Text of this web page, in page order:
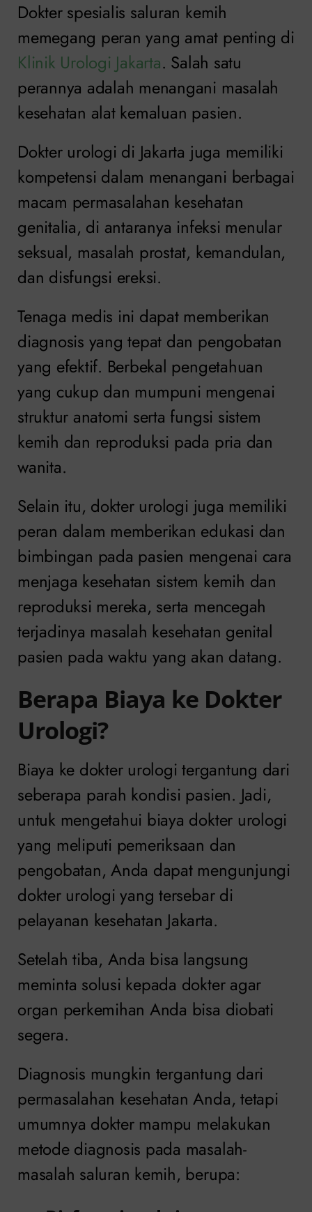
Dokter spesialis saluran kemih
memegang peran yang amat penting di
Klinik Urologi Jakarta. Salah satu
perannya adalah menangani masalah
kesehatan alat kemaluan pasien.
Dokter urologi di Jakarta juga memiliki
kompetensi dalam menangani berbagai
macam permasalahan kesehatan
genitalia, di antaranya infeksi menular
seksual, masalah prostat, kemandulan,
dan disfungsi ereksi.
Tenaga medis ini dapat memberikan
diagnosis yang tepat dan pengobatan
yang efektif. Berbekal pengetahuan
yang cukup dan mumpuni mengenai
struktur anatomi serta fungsi sistem
kemih dan reproduksi pada pria dan
wanita.
Selain itu, dokter urologi juga memiliki
peran dalam memberikan edukasi dan
bimbingan pada pasien mengenai cara
menjaga kesehatan sistem kemih dan
reproduksi mereka, serta mencegah
terjadinya masalah kesehatan genital
pasien pada waktu yang akan datang.
Berapa Biaya ke Dokter
Urologi?
Biaya ke dokter urologi tergantung dari
seberapa parah kondisi pasien. Jadi,
untuk mengetahui biaya dokter urologi
yang meliputi pemeriksaan dan
pengobatan, Anda dapat mengunjungi
dokter urologi yang tersebar di
pelayanan kesehatan Jakarta.
Setelah tiba, Anda bisa langsung
meminta solusi kepada dokter agar
organ perkemihan Anda bisa diobati
segera.
Diagnosis mungkin tergantung dari
permasalahan kesehatan Anda, tetapi
umumnya dokter mampu melakukan
metode diagnosis pada masalah-
masalah saluran kemih, berupa: